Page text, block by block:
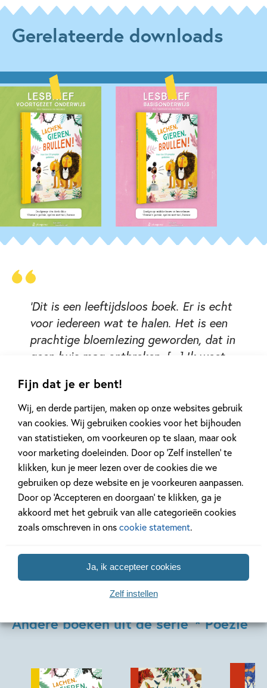
Fijn dat je er bent!
Wij, en derde partijen, maken op onze websites gebruik
van cookies. Wij gebruiken cookies voor het bijhouden
van statistieken, om voorkeuren op te slaan, maar ook
voor marketing doeleinden. Door op ‘Zelf instellen’ te
klikken, kun je meer lezen over de cookies die we
gebruiken op deze website en je voorkeuren aanpassen.
Door op ‘Accepteren en doorgaan’ te klikken, ga je
akkoord met het gebruik van alle categorieën cookies
zoals omschreven in onscookie statement.
Ja, ik accepteer cookies
Zelf instellen
Gerelateerde downloads
'Dit is een leeftijdsloos boek. Er is echt
voor iedereen wat te halen. Het is een
prachtige bloemlezing geworden, dat in
geen huis mag ontbreken. [...] Ik weet
bekijken er prachtige gesprekken
ontstaan.' – Manda Heddema,
DWDDboekenpanel
Andere boeken uit de serie '* Poëzie'